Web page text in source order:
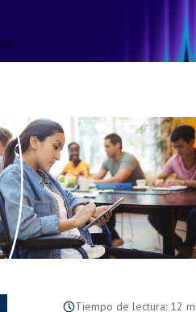
Tiempo de lectura: 12